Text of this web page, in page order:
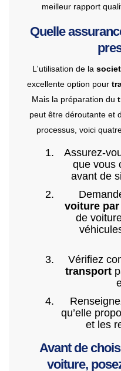
meilleur rapport
Quelle
L'utilisation de la
excellente option pour
Mais la préparation du
peut être déroutante et
processus, voici
Assurez-
que vous
avant de
voiture
de
Vérifiez
transport
qu’elle
et les
Avant de
voiture,